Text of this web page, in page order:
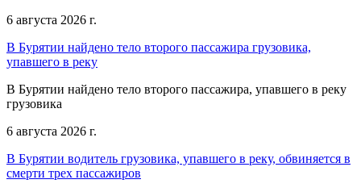
6 августа 2026 г.
В Бурятии найдено тело второго пассажира грузовика,
упавшего в реку
В Бурятии найдено тело второго пассажира, упавшего в реку
грузовика
6 августа 2026 г.
В Бурятии водитель грузовика, упавшего в реку, обвиняется в
смерти трех пассажиров